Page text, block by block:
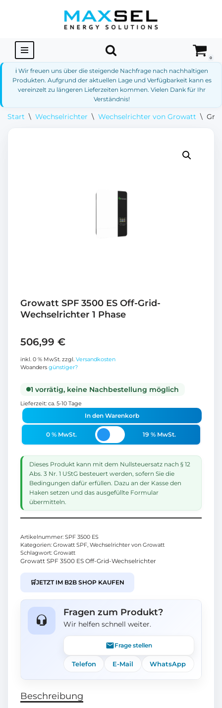
springen
0
ℹ️ Wir freuen uns über die steigende Nachfrage nach nachhaltigen
Produkten. Aufgrund der aktuellen Lage und Verfügbarkeit kann es
vereinzelt zu längeren Lieferzeiten kommen. Vielen Dank für Ihr
Verständnis!
Start \ Wechselrichter \ Wechselrichter von Growatt \
Growatt SPF 3500 ES Off-Grid-
Wechselrichter 1 Phase
506,99 €
inkl. 0 % MwSt. zzgl. Versandkosten
Woanders günstiger?
1 vorrätig, keine Nachbestellung möglich
Lieferzeit: ca. 5-10 Tage
In den Warenkorb
0 % MwSt. 19 % MwSt.
Dieses Produkt kann mit dem Nullsteuersatz nach § 12
Abs. 3 Nr. 1 UStG besteuert werden, sofern Sie die
Bedingungen dafür erfüllen. Dazu an der Kasse den
Haken setzen und das ausgefüllte Formular
übermitteln.
Artikelnummer: SPF 3500 ES
Kategorien: Growatt SPF, Wechselrichter von Growatt
Schlagwort: Growatt
Growatt SPF 3500 ES Off-Grid-Wechselrichter
🛒JETZT IM B2B SHOP KAUFEN
Fragen zum Produkt?
Wir helfen schnell weiter.
Frage stellen
Telefon E-Mail WhatsApp
Beschreibung